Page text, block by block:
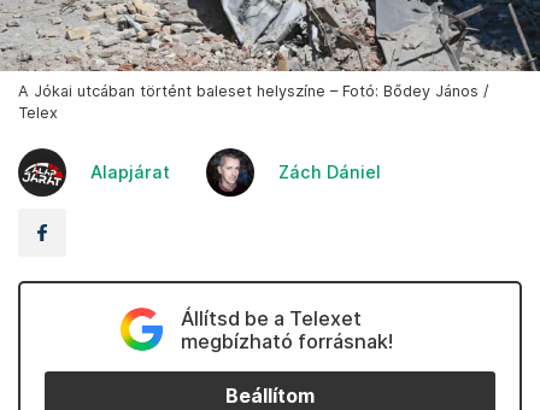
A Jókai utcában történt baleset helyszíne – Fotó: Bődey János /
Telex
Alapjárat Zách Dániel
Állítsd be a Telexet
megbízható forrásnak!
Beállítom